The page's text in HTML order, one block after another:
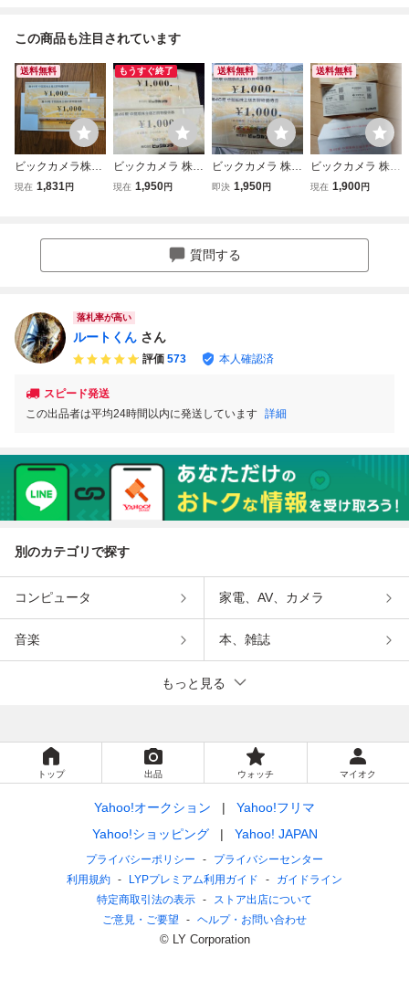
この商品も注目されています
送料無料
ビックカメラ株主
優待券 2000円
現在 1,831円
もうすぐ終了
ビックカメラ 株主
優待 2000円分
現在 1,950円
送料無料
ビックカメラ 株主
優待 優待券 2,
即決 1,950円
送料無料
ビックカメラ 株主
優待券 2000円分
現在 1,900円
質問する
落札率が高い
ルートくん さん
評価 573 本人確認済
スピード発送
この出品者は平均24時間以内に発送しています 詳細
別のカテゴリで探す
コンピュータ 家電、AV、カメラ
音楽 本、雑誌
もっと見る
トップ 出品 ウォッチ マイオク
Yahoo!オークション
Yahoo!フリマ
Yahoo!ショッピング
Yahoo! JAPAN
プライバシーポリシー
プライバシーセンター
利用規約
LYPプレミアム利用ガイド
ガイドライン
特定商取引法の表示
ストア出店について
ご意見・ご要望
ヘルプ・お問い合わせ
© LY Corporation